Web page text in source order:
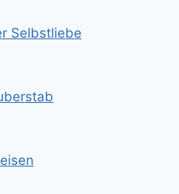
Selbstliebe